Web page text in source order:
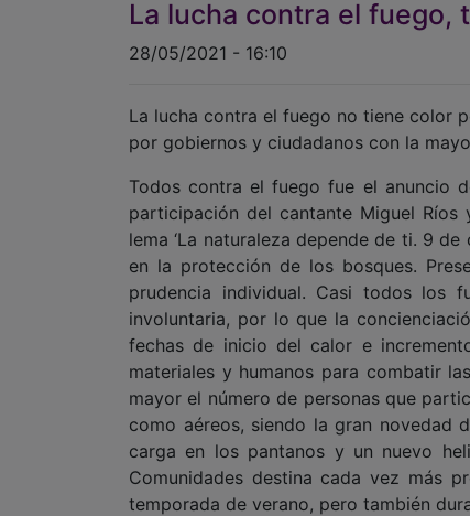
La lucha contra el fuego,
28/05/2021 - 16:10
La lucha contra el fuego no tiene color
por gobiernos y ciudadanos con la
Todos contra el fuego fue el anuncio
participación del cantante Miguel Ríos
lema ‘La naturaleza depende de ti. 9
en la protección de los bosques.
prudencia individual. Casi todos los
involuntaria, por lo que la
fechas de inicio del calor e
materiales y humanos para combatir
mayor el número de personas que
como aéreos, siendo la gran novedad
carga en los pantanos y un nuevo
Comunidades destina cada vez más
temporada de verano, pero también